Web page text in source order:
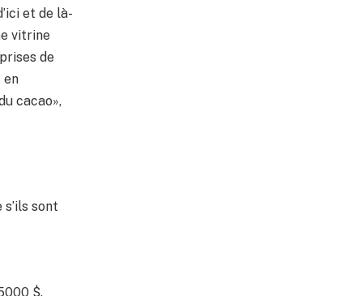
et de là-
vitrine
de
en
cacao»,
sont
$.